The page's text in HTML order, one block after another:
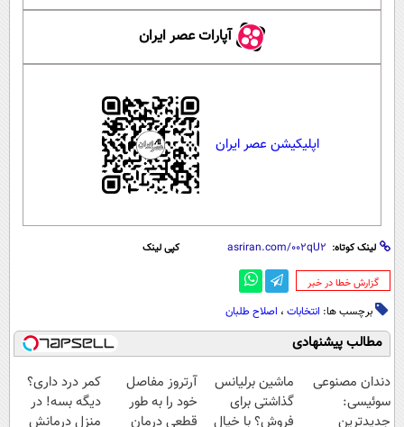
آپارات عصر ایران
اپلیکیشن عصر ایران
لینک کوتاه: کپی لینک
‌گزارش خطا در خبر
برچسب ها: انتخابات ، اصلاح طلبان
مطالب پیشنهادی
دندان مصنوعی
سوئیسی:
جدیدترین
ماشین برلیانس
گذاشتی برای
فروش؟ با خیال
آرتروز مفاصل
خود را به طور
قطعی درمان
کمر درد داری؟
دیگه بسه! در
منزل درمانش